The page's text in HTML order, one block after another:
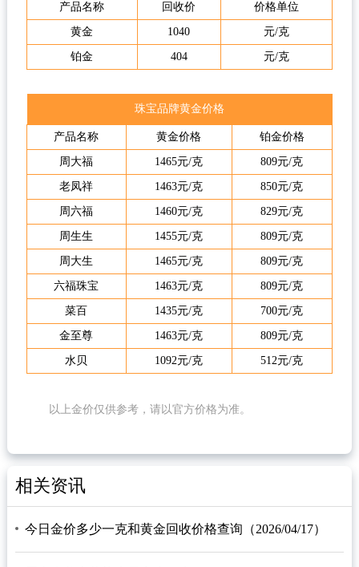
产品名称 回收价 价格单位
黄金 1040 元/克
铂金 404 元/克
珠宝品牌黄金价格
产品名称 黄金价格 铂金价格
周大福 1465元/克 809元/克
老凤祥 1463元/克 850元/克
周六福 1460元/克 829元/克
周生生 1455元/克 809元/克
周大生 1465元/克 809元/克
六福珠宝 1463元/克 809元/克
菜百 1435元/克 700元/克
金至尊 1463元/克 809元/克
水贝 1092元/克 512元/克
以上金价仅供参考，请以官方价格为准。
相关资讯
今日金价多少一克和黄金回收价格查询（2026/04/17）